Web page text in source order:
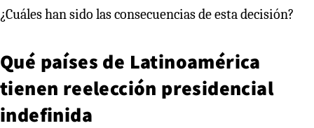
¿Cuáles han sido las consecuencias de esta decisión?
Qué países de Latinoamérica
tienen reelección presidencial
indefinida